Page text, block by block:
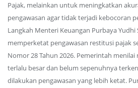
Pajak, melainkan untuk meningkatkan
pengawasan agar tidak terjadi kebocoran
Langkah Menteri Keuangan Purbaya Yudhi
memperketat pengawasan restitusi pajak
Nomor 28 Tahun 2026. Pemerintah
terlalu besar dan belum sepenuhnya
dilakukan pengawasan yang lebih ketat.